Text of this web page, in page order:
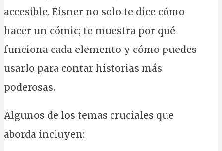
accesible. Eisner no solo te dice cómo
hacer un cómic; te muestra por qué
funciona cada elemento y cómo puedes
usarlo para contar historias más
poderosas.
Algunos de los temas cruciales que
aborda incluyen: